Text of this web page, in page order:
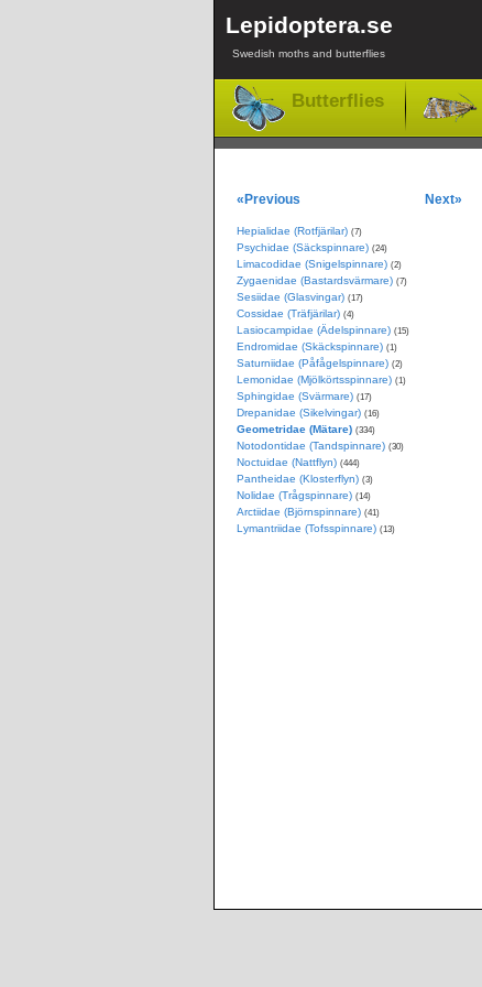
Lepidoptera.se
Swedish moths and butterflies
Butterflies
«Previous Next»
Hepialidae (Rotfjärilar) (7)
Psychidae (Säckspinnare) (24)
Limacodidae (Snigelspinnare) (2)
Zygaenidae (Bastardsvärmare) (7)
Sesiidae (Glasvingar) (17)
Cossidae (Träfjärilar) (4)
Lasiocampidae (Ädelspinnare) (15)
Endromidae (Skäckspinnare) (1)
Saturniidae (Påfågelspinnare) (2)
Lemonidae (Mjölkörtsspinnare) (1)
Sphingidae (Svärmare) (17)
Drepanidae (Sikelvingar) (16)
Geometridae (Mätare) (334)
Notodontidae (Tandspinnare) (30)
Noctuidae (Nattflyn) (444)
Pantheidae (Klosterflyn) (3)
Nolidae (Trågspinnare) (14)
Arctiidae (Björnspinnare) (41)
Lymantriidae (Tofsspinnare) (13)